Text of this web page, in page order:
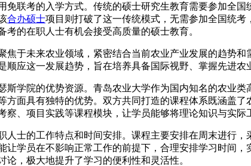
免联考的入学方式。传统的硕士研究生教育需要参加全
合办硕士项目则打破了这一传统模式，无需参加全国统
的在职人士有机会接受高质量的硕士教育。
焦于未来农业领域，紧密结合当前农业产业发展的趋势
应这一发展趋势，旨在培养具备国际视野、掌握先进
学院的优势资源。青岛农业大学作为国内知名的农业
面具有独特的优势。双方共同打造的课程体系既涵盖
、项目实践等课程模块，让学员能够将理论知识与实际
人士的工作特点和时间安排。课程主要安排在周末进行
学员在不影响正常工作的前提下，合理安排学习时间
，极大地提升了学习的便利性和灵活性。